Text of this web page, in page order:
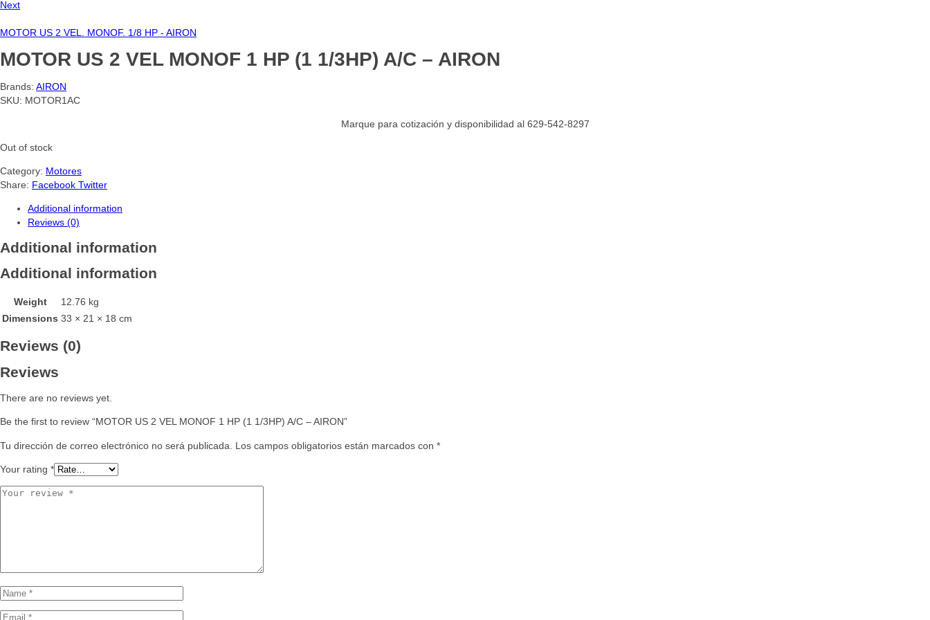
Next
MOTOR US 2 VEL. MONOF. 1/8 HP - AIRON
MOTOR US 2 VEL MONOF 1 HP (1 1/3HP) A/C – AIRON
Brands: AIRON
SKU: MOTOR1AC
Marque para cotización y disponibilidad al 629-542-8297
Out of stock
Category: Motores
Share: Facebook Twitter
Additional information
Reviews (0)
Additional information
Additional information
Weight
12.76 kg
Dimensions 33 × 21 × 18 cm
Reviews (0)
Reviews
There are no reviews yet.
Be the first to review “MOTOR US 2 VEL MONOF 1 HP (1 1/3HP) A/C – AIRON”
Tu dirección de correo electrónico no será publicada. Los campos obligatorios están marcados con *
Your rating *